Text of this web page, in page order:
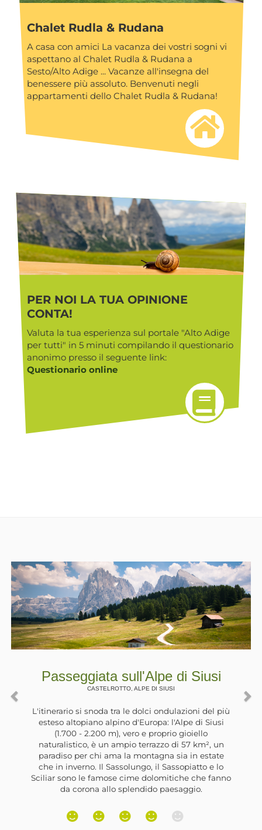
Chalet Rudla & Rudana
A casa con amici La vacanza dei vostri sogni vi
aspettano al Chalet Rudla & Rudana a
Sesto/Alto Adige ... Vacanze all'insegna del
benessere più assoluto. Benvenuti negli
appartamenti dello Chalet Rudla & Rudana!
PER NOI LA TUA OPINIONE
CONTA!
Valuta la tua esperienza sul portale "Alto Adige
per tutti" in 5 minuti compilando il questionario
anonimo presso il seguente link:
Questionario online
Passeggiata in riva al
Zoccolo
ULTIMO, , SANTA VALPURGA
La Val d'Ultimo è stata interessata negli
da grandi lavori per la realizzazione di
idroelettriche. Lungo la valle sono stati
degli sbarramenti che hanno formato
artificiali. Il più grande si trova nei pressi
di Santa Valburga e, lungo la sua riva